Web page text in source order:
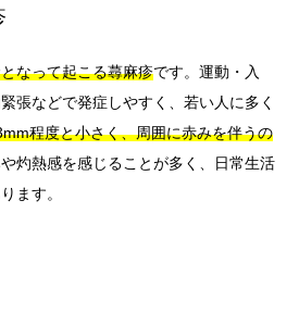
なって起こる蕁麻疹です。運動・入
張などで発症しやすく、若い人に多く
程度と小さく、周囲に赤みを伴うの
灼熱感を感じることが多く、日常生活
ます。